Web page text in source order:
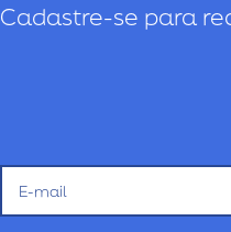
Cadastre-se para